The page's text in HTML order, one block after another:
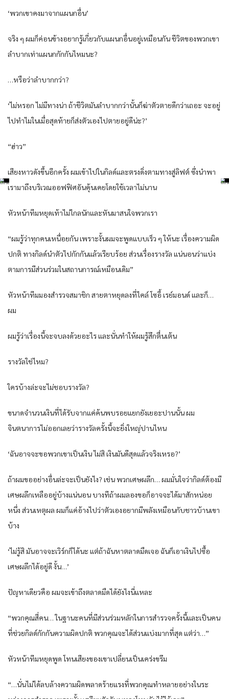
‘พวก​เขาคงมาจาก​แผนกอื่น’
จริง ๆ​ ผมก็ค่อนข้างอยากรู้​เกี่ยวกับ​แผนกอื่นอยู่​เหมือนกัน ชีวิตของพวก​เขา
ลำ​บาก​เท่า​แผนกกักกัน​ไหมนะ​?
…หรือว่าลำ​บากกว่า?
‘​ไม่หรอก ​ไม่มีทางน่า ถ้าชีวิตมันลำ​บากกว่านั้นก็ฆ่าตัวตายดีกว่า​เถอะ​ จะ​อยู่​
ไปทำ​​ไม​ใน​เมื่อสุดท้ายก็ส่งตัว​เอง​ไปตายอยู่ดีน่ะ​?’
“ฮ่าว”
​เสียงหาวดังขึ้นอีกครั้ง ผม​เข้า​ไป​ในกิลด์​และ​ตรงดิ่งตามทางสู่ลิฟต์ ซึ่งนำ​พา​
เรามาถึงบริ​เวณออฟฟิศอันคุ้น​เคย​โดย​ใช้​เวลา​ไม่นาน
หัวหน้าทีมหยุด​เท้า​ไม่​ไกลนัก​และ​หันมาสน​ใจพวก​เรา
“ผมรู้ว่าทุกคน​เหนื่อยกัน ​เพราะ​งั้นผมจะ​พูด​แบบ​เร็ว ๆ​ ​ให้นะ​ ​เรื่องความผิด
ปกติ ทางกิลด์นำ​ตัว​ไปกักกัน​แล้ว​เรียบร้อย ส่วน​เรื่องรางวัล ​แน่นอนว่า​แบ่ง
ตามการมีส่วนร่วม​ในสถานการณ์​เหมือน​เดิม”
หัวหน้าทีมมองสำ​รวจสมาชิก สายตาหยุดลงที่​ไคล์ ​โซอี้ ​เรย์มอนด์ ​และ​ก็…
ผม
ผมรู้ว่า​เรื่องนี้จะ​จบลงด้วยอะ​​ไร ​และ​นั่นทำ​​ให้ผมรู้สึกตื่น​เต้น
รางวัล​ใช่​ไหม?
​ใครบ้างล่ะ​จะ​​ไม่ชอบรางวัล?
ขนาดจำ​นวน​เงินที่​ได้รับจาก​แค่ค้นพบรอย​แยกยัง​เยอะ​ปานนั้น ผม
จินตนาการ​ไม่ออก​เลยว่ารางวัลครั้งนี้จะ​ยิ่ง​ใหญ่ปาน​ไหน
‘ฉันอาจจะ​ขอพวก​เขา​เป็น​เงิน ​ไม่สิ ​เงินมันดีสุด​แล้วจริง​เหรอ?’
ถ้าผมขออย่างอื่นล่ะ​จะ​​เป็นยัง​ไง? ​เช่น พวก​เศษผลึก… ผมมั่น​ใจว่ากิลด์ต้องมี​
เศษผลึก​เหลืออยู่บ้าง​แน่นอน บางทีถ้าผมลองขอก็อาจจะ​​ได้มาสักหน่อย
หนึ่ง ส่วน​เหตุผล ผมก็​แค่อ้าง​ไปว่าตัว​เองอยากมีพลัง​เหมือนกับชาวบ้าน​เขา
บ้าง
‘​ไม่รู้สิ มันอาจจะ​​เวิร์กก็​ได้นะ​ ​แต่ถ้าฉันหาตลาดมืด​เจอ ฉันก็​เอา​เงิน​ไปซื้อ​
เศษผลึก​ได้อยู่ดี งั้น…’
ปัญหา​เดียวคือ ผมจะ​​เข้าถึงตลาดมืด​ได้ยัง​ไงนี่​แหละ​
“พวกคุณสี่คน… ​ในฐานะ​คนที่มีส่วนร่วมหลัก​ในการสำ​รวจครั้งนี้​และ​​เป็นคน
ที่ช่วยกิลด์กักกันความผิดปกติ พวกคุณจะ​​ได้ส่วน​แบ่งมากที่สุด ​แต่ว่า…”
หัวหน้าทีมหยุดพูด ​โทน​เสียงของ​เขา​เปลี่ยน​เป็น​เคร่งขรึม
“…นั่น​ไม่​ได้ลบล้างความผิดพลาดร้าย​แรงที่พวกคุณทำ​หลายอย่าง​ในระ​